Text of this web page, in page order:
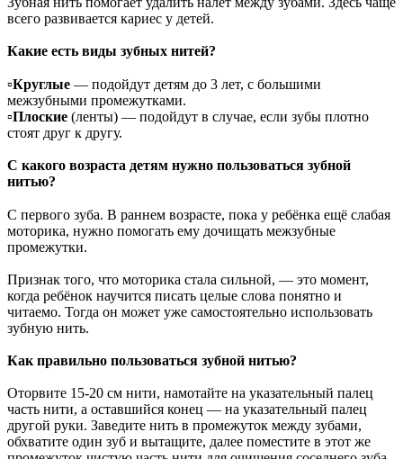
всего развивается кариес у детей.
Какие есть виды зубных нитей?
▫️Круглые — подойдут детям до 3 лет, с большими
межзубными промежутками.
▫️Плоские (ленты) — подойдут в случае, если зубы плотно
стоят друг к другу.
С какого возраста детям нужно пользоваться зубной
нитью?
С первого зуба. В раннем возрасте, пока у ребёнка ещё слабая
моторика, нужно помогать ему дочищать межзубные
промежутки.
Признак того, что моторика стала сильной, — это момент,
когда ребёнок научится писать целые слова понятно и
читаемо. Тогда он может уже самостоятельно использовать
зубную нить.
Как правильно пользоваться зубной нитью?
Оторвите 15-20 см нити, намотайте на указательный палец
часть нити, а оставшийся конец — на указательный палец
другой руки. Заведите нить в промежуток между зубами,
обхватите один зуб и вытащите, далее поместите в этот же